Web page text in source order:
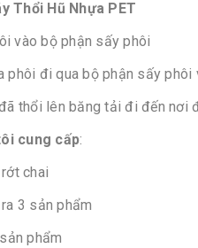
Thổi Hũ Nhựa PET
vào bộ phận sấy phôi
đi qua bộ phận sấy phôi
thổi lên băng tải đi đến nơi
cung cấp:
chai
3 sản phẩm
phẩm